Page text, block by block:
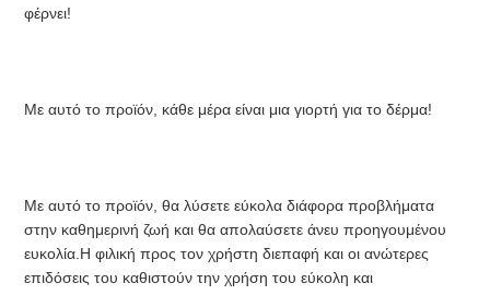
φέρνει!
Με αυτό το προϊόν, κάθε μέρα είναι μια γιορτή για το δέρμα!
Με αυτό το προϊόν, θα λύσετε εύκολα διάφορα προβλήματα
στην καθημερινή ζωή και θα απολαύσετε άνευ προηγουμένου
ευκολία.Η φιλική προς τον χρήστη διεπαφή και οι ανώτερες
επιδόσεις του καθιστούν την χρήση του εύκολη και